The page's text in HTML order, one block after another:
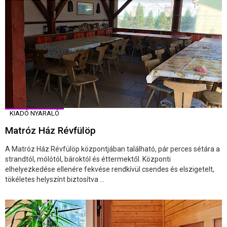
KIADÓ NYARALÓ
Matróz Ház Révfülöp
A Matróz Ház Révfülöp központjában található, pár perces sétára a
strandtól, mólótól, bároktól és éttermektől. Központi
elhelyezkedése ellenére fekvése rendkívül csendes és elszigetelt,
tökéletes helyszínt biztosítva ...